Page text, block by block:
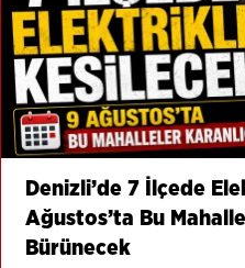
Denizli’de 7 İlçede
Ağustos’ta Bu
Bürünecek